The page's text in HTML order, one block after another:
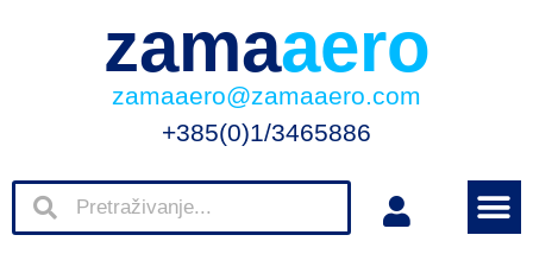
zamaaero
zamaaero@zamaaero.com
+385(0)1/3465886